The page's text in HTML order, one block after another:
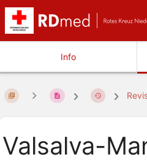
Info
Valsalva-